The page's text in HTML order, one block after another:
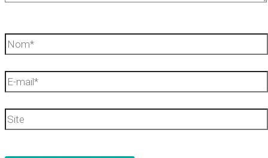
Nom*
E-
Site